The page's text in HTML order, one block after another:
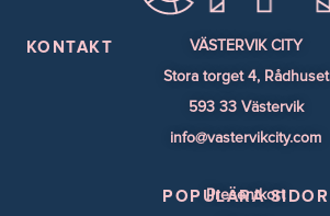
KONTAKT
VÄSTERVIK CITY
Stora torget 4, Rådhuset
593 33 Västervik
info@vastervikcity.com
POPULÄRA SIDOR
Presentkort